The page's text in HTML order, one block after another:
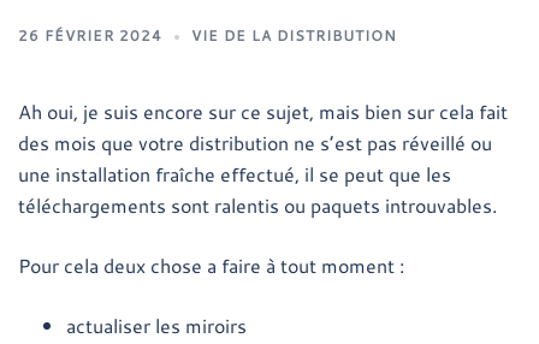
26 FÉVRIER 2024 VIE DE LA DISTRIBUTION
Ah oui, je suis encore sur ce sujet, mais bien sur cela fait
des mois que votre distribution ne s’est pas réveillé ou
une installation fraîche effectué, il se peut que les
téléchargements sont ralentis ou paquets introuvables.
Pour cela deux chose a faire à tout moment :
actualiser les miroirs